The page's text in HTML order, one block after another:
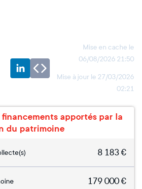
Mise en cache le
06/08/2026 21:50
Mise à jour le 27/03/2026
02:21
financements apportés par la
du patrimoine
8 183 €
179 000€